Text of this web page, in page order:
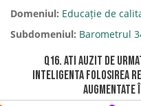
Domeniul: Educație de
Subdomeniul: Barometrul
Q16. Ati auzit de
INTELIGENTA
augmentate